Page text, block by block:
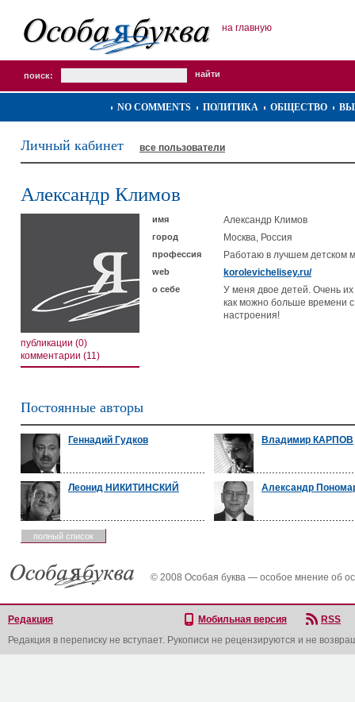
на главную
поиск:
NO COMMENTS ПОЛИТИКА ОБЩЕСТВО
Личный кабинет все пользователи
Александр Климов
публикации (0)
комментарии (11)
имя Александр Климов
город Москва, Россия
профессия Работаю в лучшем детском
web korolevichelisey.ru/
о себе
У меня двое детей. Очень
как можно больше времени
настроения!
Постоянные авторы
Геннадий Гудков Владимир КАРПОВ
Леонид НИКИТИНСКИЙ Александр
полный список
© 2008 Особая буква — особое мнение об
Редакция Мобильная версия
RSS
Редакция в переписку не вступает. Рукописи не рецензируются и не